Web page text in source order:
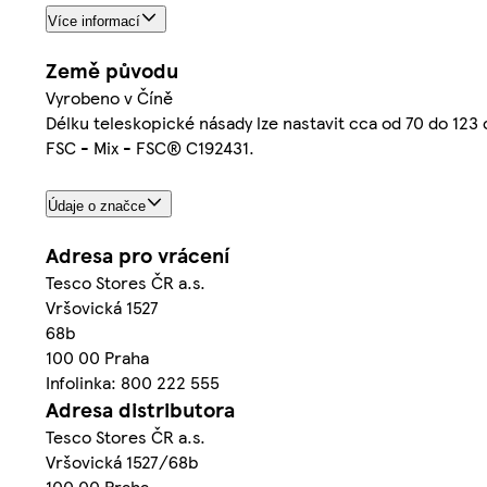
Více informací
Země původu
Vyrobeno v Číně
Délku teleskopické násady lze nastavit cca od 70 do 123
FSC - Mix - FSC® C192431.
Údaje o značce
Adresa pro vrácení
Tesco Stores ČR a.s.
Vršovická 1527
68b
100 00 Praha
Infolinka: 800 222 555
Adresa distributora
Tesco Stores ČR a.s.
Vršovická 1527/68b